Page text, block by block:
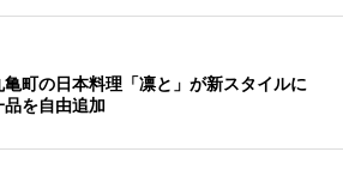
亀町の日本料理「凛と」が新スタイルに
品を自由追加